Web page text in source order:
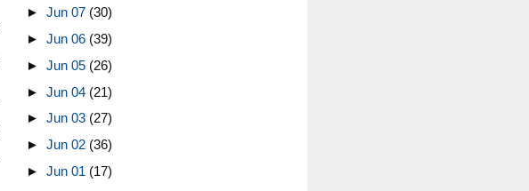
► Jun 07 (30)
► Jun 06 (39)
► Jun 05 (26)
► Jun 04 (21)
► Jun 03 (27)
► Jun 02 (36)
► Jun 01 (17)